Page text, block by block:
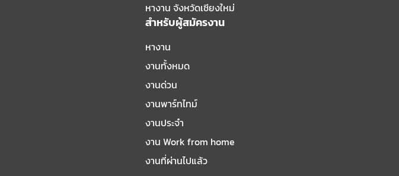
หางาน จังหวัดเชียงใหม่
สำหรับผู้สมัครงาน
หางาน
งานทั้งหมด
งานด่วน
งานพาร์ทไทม์
งานประจำ
งาน Work from home
งานที่ผ่านไปแล้ว